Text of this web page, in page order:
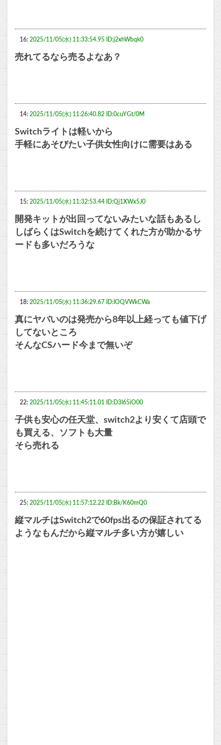
16: 2025/11/05(水) 11:33:54.95 ID:j2xhWbqk0
売れてるなら売るよなあ？
14: 2025/11/05(水) 11:26:40.82 ID:0cuYGt/0M
Switchライトは軽いから
手軽にあそびたい子供女性向けに需要はある
15: 2025/11/05(水) 11:32:53.44 ID:Qj1XWx5J0
開発キットが出回ってないみたいな話もあるし
しばらくはSwitchを続けてくれた方が助かるサ
ードも多いだろうな
18: 2025/11/05(水) 11:36:29.67 ID:IOQVWkCWa
真にヤバいのは発売から8年以上経っても値下げ
してないところ
そんなCSハード今まで無いぞ
22: 2025/11/05(水) 11:45:11.01 ID:D3I65iO00
子供も安心の任天堂、switch2より安くて店頭で
も買える、ソフトも大量
そら売れる
25: 2025/11/05(水) 11:57:12.22 ID:Bk/K60mQ0
縦マルチはSwitch2で60fps出るの保証されてる
ようなもんだから縦マルチ多い方が嬉しい